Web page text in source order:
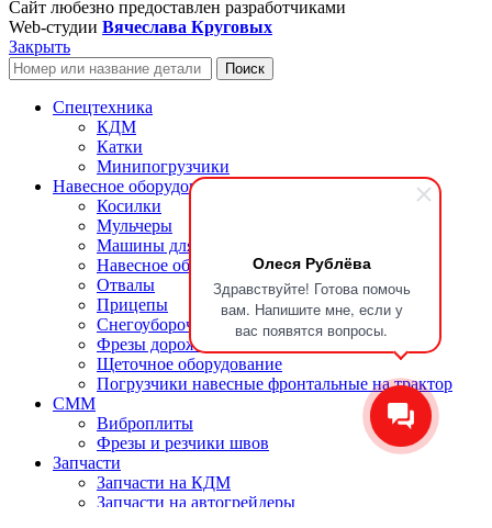
Олеся Рублёва
Здравствуйте! Готова помочь
вам. Напишите мне, если у
вас появятся вопросы.
Сайт любезно предоставлен разработчиками
Web-студии Вячеслава Круговых
Закрыть
Поиск
Спецтехника
КДМ
Катки
Минипогрузчики
Навесное оборудование
Косилки
Мульчеры
Машины для ремонта и оборудования дорог
Навесное оборудование на КДМ
Отвалы
Прицепы
Снегоуборочное оборудование
Фрезы дорожные
Щеточное оборудование
Погрузчики навесные фронтальные на трактор
СММ
Виброплиты
Фрезы и резчики швов
Запчасти
Запчасти на КДМ
Запчасти на автогрейдеры